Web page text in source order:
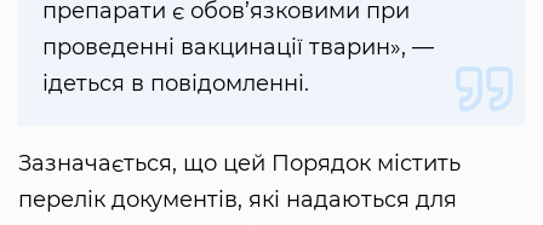
препарати є обов’язковими при
проведенні вакцинації тварин», —
ідеться в повідомленні.
Зазначається, що цей Порядок містить
перелік документів, які надаються для